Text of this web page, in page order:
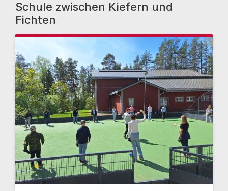
Schule zwischen Kiefern und
Fichten